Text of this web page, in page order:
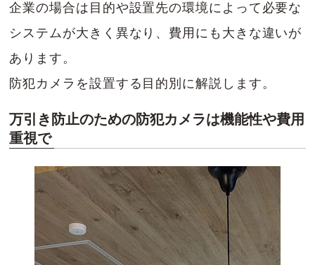
企業の場合は目的や設置先の環境によって必要な
システムが大きく異なり、費用にも大きな違いが
あります。
防犯カメラを設置する目的別に解説します。
万引き防止のための防犯カメラは機能性や費用
重視で